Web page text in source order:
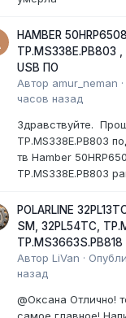
HAMBER 50HRP6508
TP.MS338E.PB803
USB ПО
Автор amur_neman ·
часов назад
Здравствуйте.
TP.MS338E.PB803
тв Hamber
TP.MS338E.PB803
POLARLINE
SM, 32PL54TC,
АвторLiVan ·
назад
@Оксана Отлично!
самое главное!